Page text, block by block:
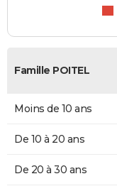
Famille POITEL
Moins de 10 ans
De 10 à 20 ans
De 20 à 30 ans